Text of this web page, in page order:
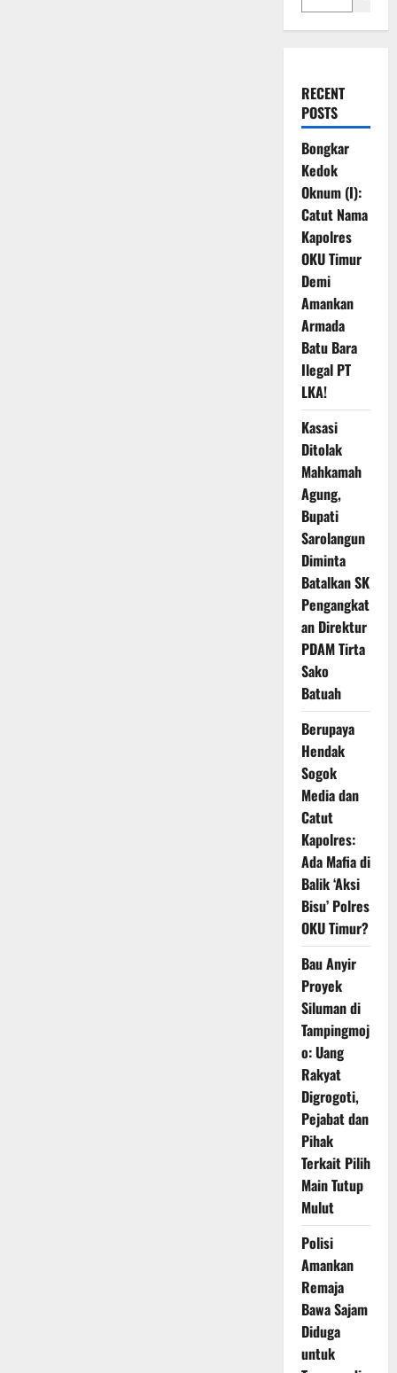
RECENT
POSTS
Bongkar
Kedok
Oknum (I):
Catut Nama
Kapolres
OKU Timur
Demi
Amankan
Armada
Batu Bara
Ilegal PT
LKA!
Kasasi
Ditolak
Mahkamah
Agung,
Bupati
Sarolangun
Diminta
Batalkan SK
Pengangkat
an Direktur
PDAM Tirta
Sako
Batuah
Berupaya
Hendak
Sogok
Media dan
Catut
Kapolres:
Ada Mafia di
Balik ‘Aksi
Bisu’ Polres
OKU Timur?
Bau Anyir
Proyek
Siluman di
Tampingmoj
o: Uang
Rakyat
Digrogoti,
Pejabat dan
Pihak
Terkait Pilih
Main Tutup
Mulut
Polisi
Amankan
Remaja
Bawa Sajam
Diduga
untuk